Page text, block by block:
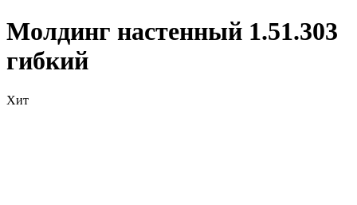
Молдинг настенный 1.51.303
гибкий
Хит